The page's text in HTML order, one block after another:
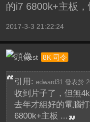
的i7 6800k+主板，
2017-3-3 21:22:24
west 8K 司令
引用: edward31 發表於
收到片子了，但無
去年才組好的電腦
6800k+主板 ...